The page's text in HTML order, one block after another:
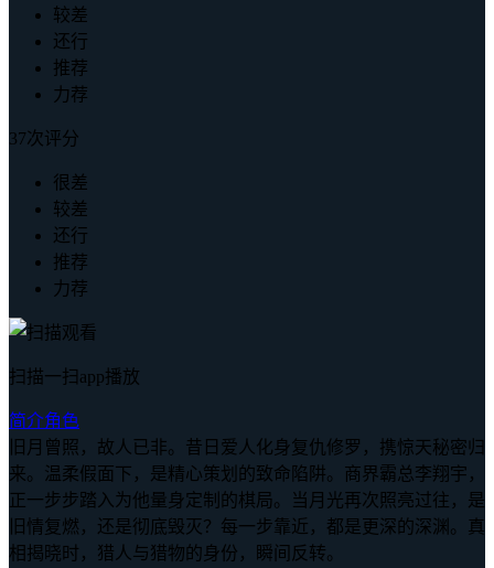
较差
还行
推荐
力荐
37次评分
很差
较差
还行
推荐
力荐
扫描一扫app播放
简介角色
旧月曾照，故人已非。昔日爱人化身复仇修罗，携惊天秘密归
来。温柔假面下，是精心策划的致命陷阱。商界霸总李翔宇，
正一步步踏入为他量身定制的棋局。当月光再次照亮过往，是
旧情复燃，还是彻底毁灭？每一步靠近，都是更深的深渊。真
相揭晓时，猎人与猎物的身份，瞬间反转。